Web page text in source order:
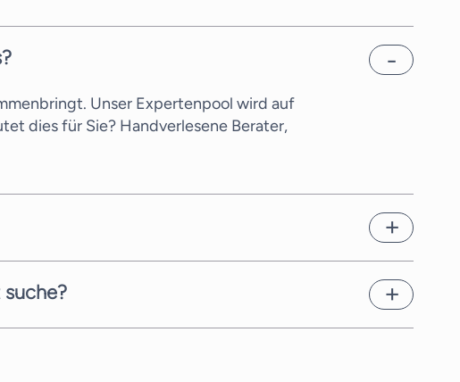
Unser Expertenpool wird auf
dies für Sie? Handverlesene Berater,